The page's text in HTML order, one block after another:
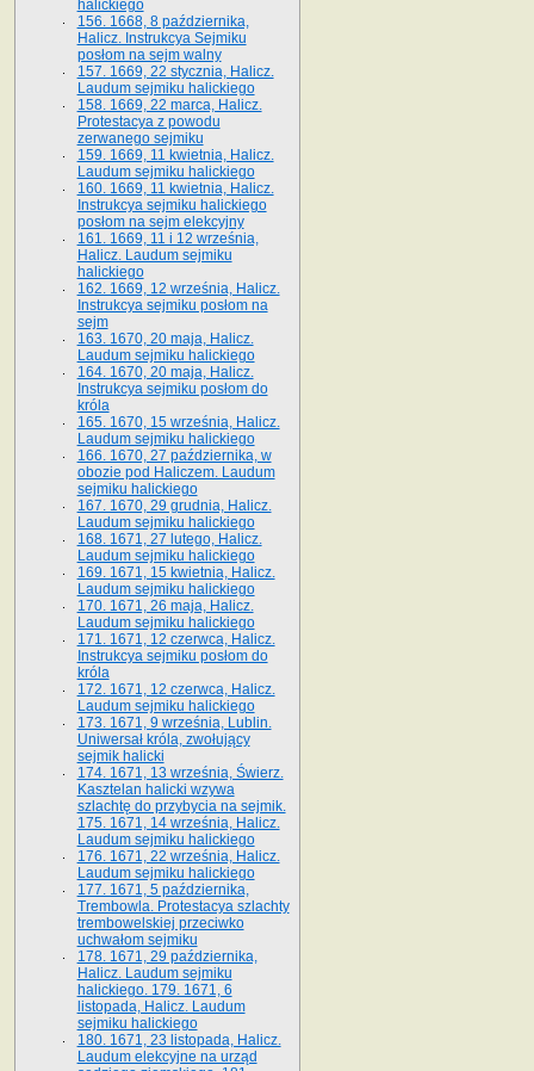
halickiego
156. 1668, 8 października,
Halicz. Instrukcya Sejmiku
posłom na sejm walny
157. 1669, 22 stycznia, Halicz.
Laudum sejmiku halickiego
158. 1669, 22 marca, Halicz.
Protestacya z powodu
zerwanego sejmiku
159. 1669, 11 kwietnia, Halicz.
Laudum sejmiku halickiego
160. 1669, 11 kwietnia, Halicz.
Instrukcya sejmiku halickiego
posłom na sejm elekcyjny
161. 1669, 11 i 12 września,
Halicz. Laudum sejmiku
halickiego
162. 1669, 12 września, Halicz.
Instrukcya sejmiku posłom na
sejm
163. 1670, 20 maja, Halicz.
Laudum sejmiku halickiego
164. 1670, 20 maja, Halicz.
Instrukcya sejmiku posłom do
króla
165. 1670, 15 września, Halicz.
Laudum sejmiku halickiego
166. 1670, 27 października, w
obozie pod Haliczem. Laudum
sejmiku halickiego
167. 1670, 29 grudnia, Halicz.
Laudum sejmiku halickiego
168. 1671, 27 lutego, Halicz.
Laudum sejmiku halickiego
169. 1671, 15 kwietnia, Halicz.
Laudum sejmiku halickiego
170. 1671, 26 maja, Halicz.
Laudum sejmiku halickiego
171. 1671, 12 czerwca, Halicz.
Instrukcya sejmiku posłom do
króla
172. 1671, 12 czerwca, Halicz.
Laudum sejmiku halickiego
173. 1671, 9 września, Lublin.
Uniwersał króla, zwołujący
sejmik halicki
174. 1671, 13 września, Świerz.
Kasztelan halicki wzywa
szlachtę do przybycia na sejmik.
175. 1671, 14 września, Halicz.
Laudum sejmiku halickiego
176. 1671, 22 września, Halicz.
Laudum sejmiku halickiego
177. 1671, 5 października,
Trembowla. Protestacya szlachty
trembowelskiej przeciwko
uchwałom sejmiku
178. 1671, 29 października,
Halicz. Laudum sejmiku
halickiego. 179. 1671, 6
listopada, Halicz. Laudum
sejmiku halickiego
180. 1671, 23 listopada, Halicz.
Laudum elekcyjne na urząd